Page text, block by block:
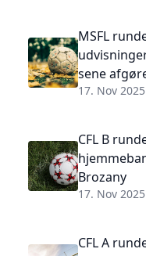
MSFL
sene
17. Nov 2025
CFL B
Brozany
17. Nov 2025
CFL A